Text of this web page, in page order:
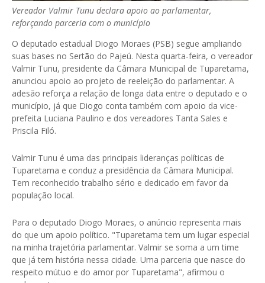
Vereador Valmir Tunu declara apoio ao parlamentar,
reforçando parceria com o município
O deputado estadual Diogo Moraes (PSB) segue ampliando
suas bases no Sertão do Pajeú. Nesta quarta-feira, o vereador
Valmir Tunu, presidente da Câmara Municipal de Tuparetama,
anunciou apoio ao projeto de reeleição do parlamentar. A
adesão reforça a relação de longa data entre o deputado e o
município, já que Diogo conta também com apoio da vice-
prefeita Luciana Paulino e dos vereadores Tanta Sales e
Priscila Filó.
Valmir Tunu é uma das principais lideranças políticas de
Tuparetama e conduz a presidência da Câmara Municipal.
Tem reconhecido trabalho sério e dedicado em favor da
população local.
Para o deputado Diogo Moraes, o anúncio representa mais
do que um apoio político. "Tuparetama tem um lugar especial
na minha trajetória parlamentar. Valmir se soma a um time
que já tem história nessa cidade. Uma parceria que nasce do
respeito mútuo e do amor por Tuparetama", afirmou o